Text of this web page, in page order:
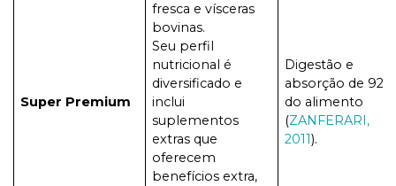
Super Premium
fresca e vísceras
bovinas.
Seu perfil
nutricional é
diversificado e
inclui
suplementos
extras que
oferecem
benefícios extra,
Digestão e
absorção de 92%
do alimento
(ZANFERARI,
2011).